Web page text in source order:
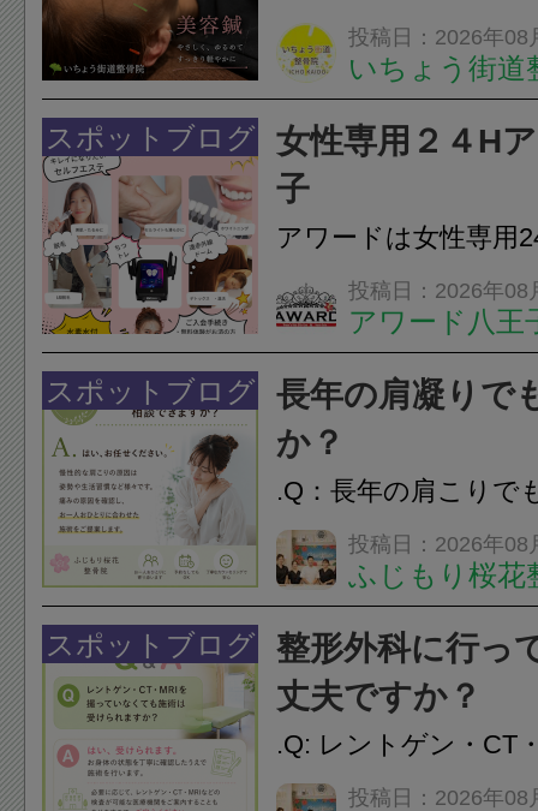
ありませんか？無意
は、顎の痛みや疲れ
フェイスラインの張
のこわばり・頭痛や
ながることがありま
投稿日：2026年08
いちょう街道
スポットブログ
女性専用２４H
子
アワードは女性専用
フエステを 思いっ
開催中
投稿日：2026年08
アワード八王
24時間ジム&
脱毛
スポットブログ
長年の肩凝りで
か？
.Q：長年の肩こりで
か？A：はい、お任
性的な肩こりの原因
慣など様々です。痛
し、お一人おひとり
をご提案します。.#
投稿日：2026年08
ふじもり桜花
スポットブログ
整形外科に行っ
丈夫ですか？
.Q: レントゲン・CT
いなくても施術は受
投稿日：2026年08